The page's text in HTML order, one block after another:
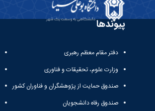
پیوندها
دفتر مقام معظم رهبری
وزارت علوم، تحقیقات و فناوری
صندوق حمایت از پژوهشگران و فناوران کشور
صندوق رفاه دانشجویان